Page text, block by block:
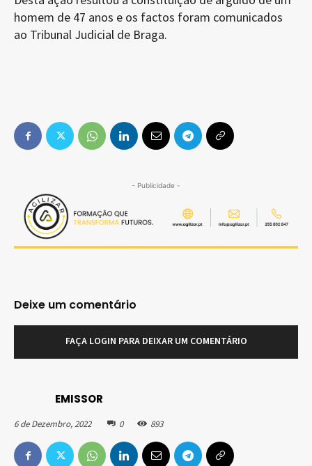
EMISSOR
6 de Dezembro, 2022 0 893
homem de 47 anos e os factos foram comunicados
ao Tribunal Judicial de Braga.
- Publicidade -
Deixe um comentário
FAÇA LOGIN PARA DEIXAR UM COMENTÁRIO